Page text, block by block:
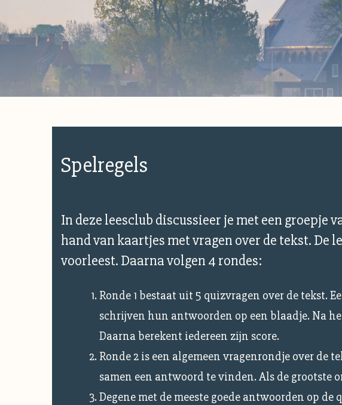
Spelregels
In deze leesclub discussieer je met een groepje
hand van kaartjes met vragen over de tekst. De
voorleest. Daarna volgen 4 rondes:
Ronde 1 bestaat uit 5 quizvragen over de tekst.
schrijven hun antwoorden op een blaadje. Na
Daarna berekent iedereen zijn score.
Ronde 2 is een algemeen vragenrondje over de
samen een antwoord te vinden. Als de
Degene met de meeste goede antwoorden op